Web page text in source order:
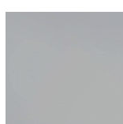
Syrien
Dort gibt es
etwa zeitgleich